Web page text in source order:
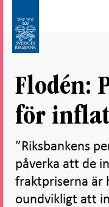
direkt
innehåll
undersidor
Flodén:
för
”Riksbankens
påverka att de
fraktpriserna är
oundvikligt att